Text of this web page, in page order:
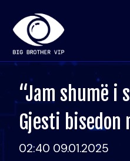
“Jam shumë i
Gjesti bisedon
02:40 09.01.2025